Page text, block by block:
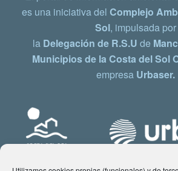
es una iniciativa delComplejo
Sol, impulsada por
la Delegación de R.S.U de
Municipios de la Costa del Sol
empresa Urbaser.